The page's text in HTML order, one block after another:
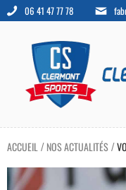
06 41 47 77 78
ACCUEIL / NOS ACTUALITÉS/